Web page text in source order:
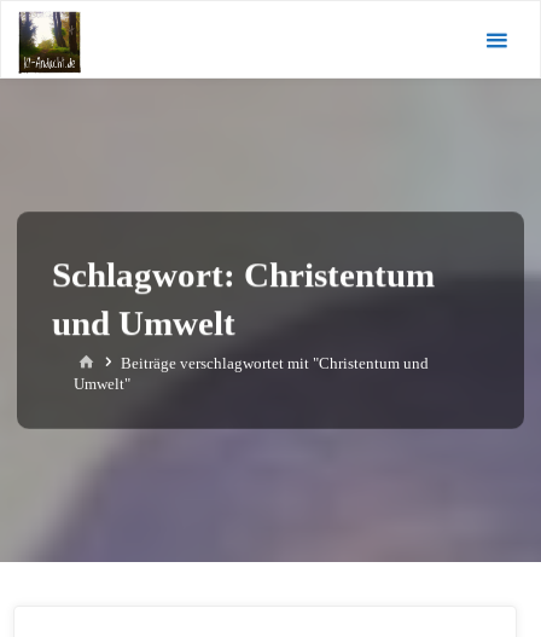
Zum
Inhalt
springen
Schlagwort: Christentum
und Umwelt
StartBeiträge verschlagwortet mit "Christentum und
Umwelt"